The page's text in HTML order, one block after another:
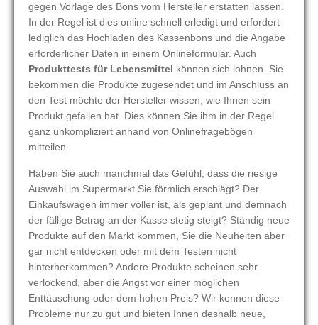
gegen Vorlage des Bons vom Hersteller erstatten lassen.
In der Regel ist dies online schnell erledigt und erfordert
lediglich das Hochladen des Kassenbons und die Angabe
erforderlicher Daten in einem Onlineformular. Auch
Produkttests für Lebensmittel können sich lohnen. Sie
bekommen die Produkte zugesendet und im Anschluss an
den Test möchte der Hersteller wissen, wie Ihnen sein
Produkt gefallen hat. Dies können Sie ihm in der Regel
ganz unkompliziert anhand von Onlinefragebögen
mitteilen.
Haben Sie auch manchmal das Gefühl, dass die riesige
Auswahl im Supermarkt Sie förmlich erschlägt? Der
Einkaufswagen immer voller ist, als geplant und demnach
der fällige Betrag an der Kasse stetig steigt? Ständig neue
Produkte auf den Markt kommen, Sie die Neuheiten aber
gar nicht entdecken oder mit dem Testen nicht
hinterherkommen? Andere Produkte scheinen sehr
verlockend, aber die Angst vor einer möglichen
Enttäuschung oder dem hohen Preis? Wir kennen diese
Probleme nur zu gut und bieten Ihnen deshalb neue,